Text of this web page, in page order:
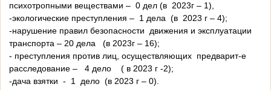
психотропными веществами – 0 дел (в 2023г – 1),
-экологические преступления – 1 дела (в 2023 г – 4);
-нарушение правил безопасности движения и эксплуатации
транспорта – 20 дела (в 2023г – 16);
- преступления против лиц, осуществляющих предварит-е
расследование – 4 дело ( в 2023 г -2);
-дача взятки - 1 дело (в 2023 г – 0).